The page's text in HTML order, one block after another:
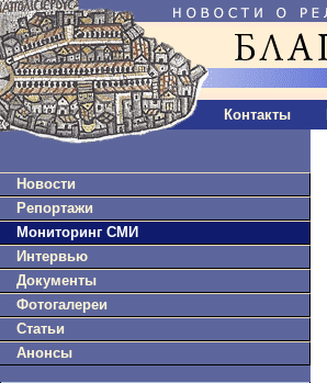
Контакты
Новости
Репортажи
Мониторинг СМИ
Интервью
Документы
Фотогалереи
Статьи
Анонсы